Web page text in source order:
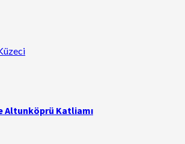
Altunköprü Katliamı